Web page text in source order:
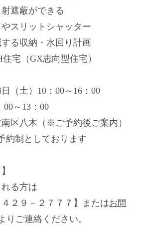
遮蔽ができる
スリットシャッター
する収納・水回り計画
住宅（GX志向型住宅）
（土）10：00～16：00
00～13：00
区八木（※ご予約後ご案内）
約制としております
る方は
２９－２７７７】またはお問
りご連絡ください。